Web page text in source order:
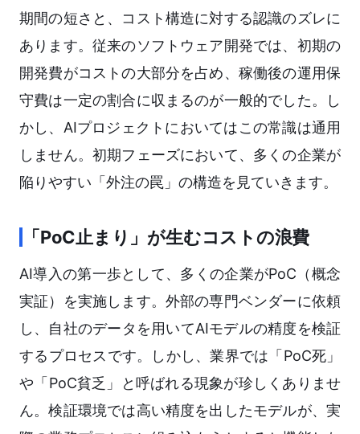
期間の短さと、コスト構造に対する認識のズレに
あります。従来のソフトウェア開発では、初期の
開発費がコストの大部分を占め、稼働後の運用保
守費は一定の割合に収まるのが一般的でした。し
かし、AIプロジェクトにおいてはこの常識は通用
しません。初期フェーズにおいて、多くの企業が
陥りやすい「外注の罠」の構造を見ていきます。
「PoC止まり」が生むコストの浪費
AI導入の第一歩として、多くの企業がPoC（概念
実証）を実施します。外部の専門ベンダーに依頼
し、自社のデータを用いてAIモデルの精度を検証
するプロセスです。しかし、業界では「PoC死」
や「PoC貧乏」と呼ばれる現象が珍しくありませ
ん。検証環境では高い精度を出したモデルが、実